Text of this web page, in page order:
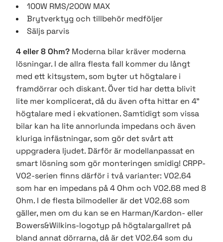
100W RMS/200W MAX
Brytverktyg och tillbehör medföljer
Säljs parvis
4 eller 8 Ohm? Moderna bilar kräver moderna
lösningar. I de allra flesta fall kommer du långt
med ett kitsystem, som byter ut högtalare i
framdörrar och diskant. Över tid har detta blivit
lite mer komplicerat, då du även ofta hittar en 4"
högtalare med i ekvationen. Samtidigt som vissa
bilar kan ha lite annorlunda impedans och även
kluriga infästningar, som gör det svårt att
uppgradera ljudet. Därför är modellanpassat en
smart lösning som gör monteringen smidig! CRPP-
VO2-serien finns därför i två varianter: VO2.64
som har en impedans på 4 Ohm och VO2.68 med 8
Ohm. I de flesta bilmodeller är det VO2.68 som
gäller, men om du kan se en Harman/Kardon- eller
Bowers&Wilkins-logotyp på högtalargallret på
bland annat dörrarna, då är det VO2.64 som du